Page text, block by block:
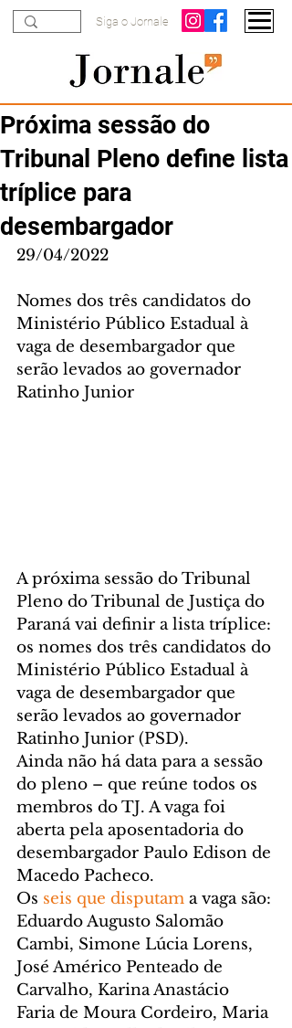
Siga o Jornale
Próxima sessão do
Tribunal Pleno define lista
tríplice para
desembargador
29/04/2022
Nomes dos três candidatos do
Ministério Público Estadual à
vaga de desembargador que
serão levados ao governador
Ratinho Junior
A próxima sessão do Tribunal
Pleno do Tribunal de Justiça do
Paraná vai definir a lista tríplice:
os nomes dos três candidatos do
Ministério Público Estadual à
vaga de desembargador que
serão levados ao governador
Ratinho Junior (PSD).
Ainda não há data para a sessão
do pleno – que reúne todos os
membros do TJ. A vaga foi
aberta pela aposentadoria do
desembargador Paulo Edison de
Macedo Pacheco.
Os seis que disputam a vaga são:
Eduardo Augusto Salomão
Cambi, Simone Lúcia Lorens,
José Américo Penteado de
Carvalho, Karina Anastácio
Faria de Moura Cordeiro, Maria